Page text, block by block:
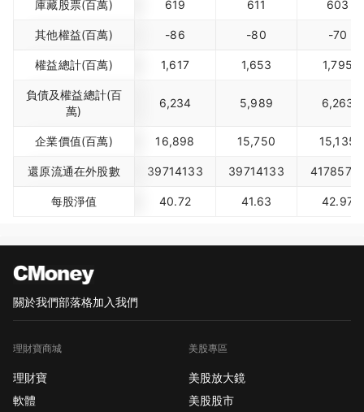
庫藏股票(百萬) 619 611 603
其他權益(百萬) -86 -80 -70
權益總計(百萬) 1,617 1,653 1,795
負債及權益總計(百
萬)
6,234 5,989 6,263
企業價值(百萬) 16,898 15,750 15,135
還原流通在外股數 39714133 39714133
每股淨值 40.72 41.63 42.97
關於我們部落格加入我們
理財寶商城
理財寶
軟體
美股專區
美股放大鏡
美股股市